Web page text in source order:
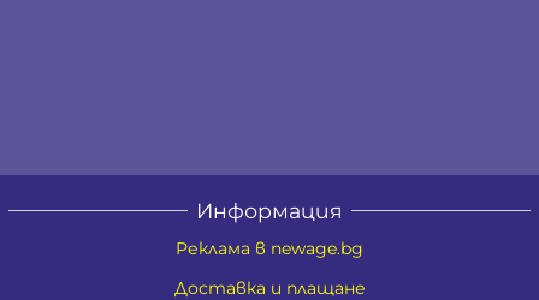
Информация
Реклама в newage.bg
Доставка и плащане